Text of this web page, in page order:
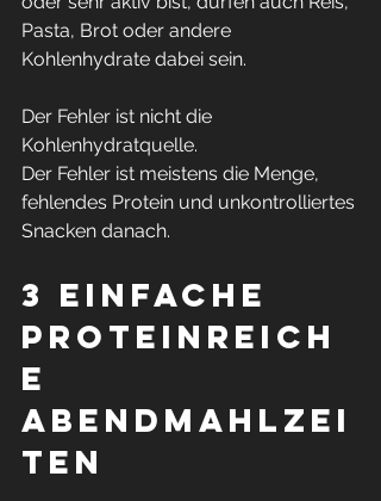
Pasta, Brot oder andere
Kohlenhydrate dabei sein.
Der Fehler ist nicht die
Kohlenhydratquelle.
Der Fehler ist meistens die Menge,
fehlendes Protein und unkontrolliertes
Snacken danach.
3 einfache
proteinreich
e
Abendmahlzei
ten